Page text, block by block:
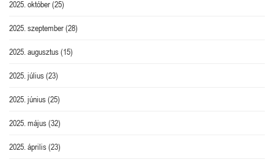
2025. október(25)
2025. szeptember(28)
2025. augusztus(15)
2025. július(23)
2025. június(25)
2025. május(32)
2025. április(23)